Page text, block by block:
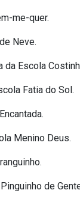
me-quer.
Neve.
da Escola
Fatia do Sol.
Menino Deus.
de